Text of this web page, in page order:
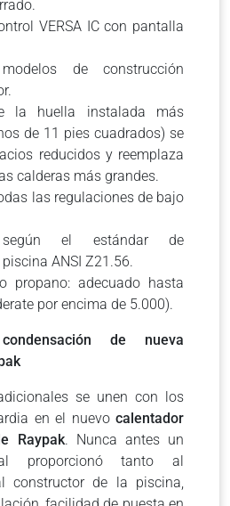
VERSA IC con pantalla
de construcción
la huella instalada más
de 11 pies cuadrados) se
reducidos y reemplaza
calderas más grandes.
las regulaciones de bajo
según el estándar de
ANSI Z21.56.
propano: adecuado hasta
por encima de 5.000).
de nueva
se unen con los
en el nuevo calentador
Raypak. Nunca antes un
proporcionó tanto al
constructor de la piscina,